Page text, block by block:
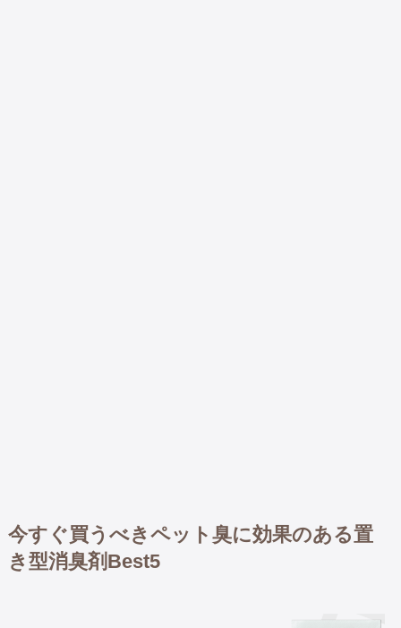
今すぐ買うべきペット臭に効果のある置
き型消臭剤Best5